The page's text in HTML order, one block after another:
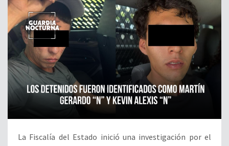
La Fiscalía del Estado inició una investigación por el